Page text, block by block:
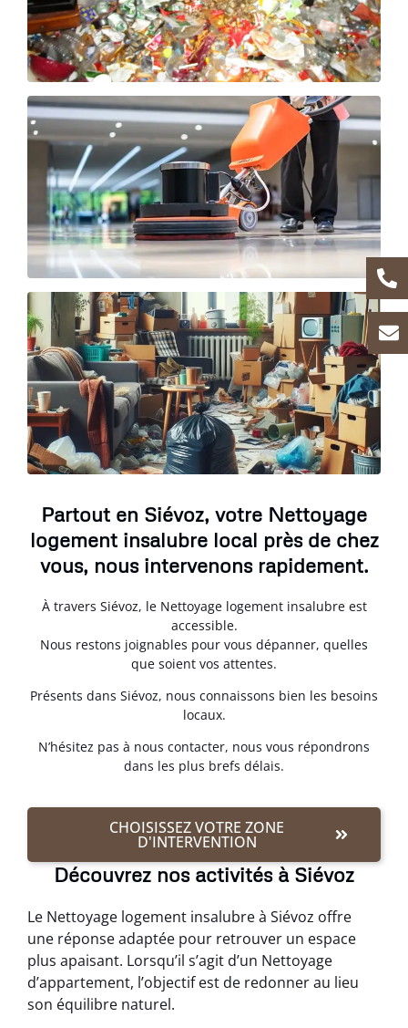
Partout en Siévoz, votre Nettoyage
logement insalubre local près de chez
vous, nous intervenons rapidement.
À travers Siévoz, le Nettoyage logement insalubre est
accessible.
Nous restons joignables pour vous dépanner, quelles
que soient vos attentes.
Présents dans Siévoz, nous connaissons bien les besoins
locaux.
N’hésitez pas à nous contacter, nous vous répondrons
dans les plus brefs délais.
CHOISISSEZ VOTRE ZONE
D'INTERVENTION
Découvrez nos activités à Siévoz
Le Nettoyage logement insalubre à Siévoz offre
une réponse adaptée pour retrouver un espace
plus apaisant. Lorsqu’il s’agit d’un Nettoyage
d’appartement, l’objectif est de redonner au lieu
son équilibre naturel.